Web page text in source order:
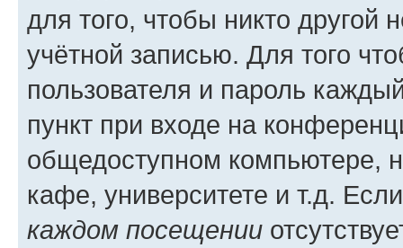
для того, чтобы никто другой
учётной записью. Для того
пользователя и пароль
пункт при входе на
общедоступном компьютере,
кафе, университете и т.д.
каждом посещении